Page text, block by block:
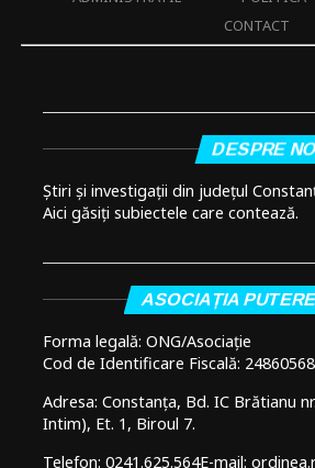
CONTACT
DESPRE
Știri și investigații din județul
Aici găsiți subiectele care contează.
ASOCIAȚIA
Forma legală: ONG/Asociație
Cod de Identificare Fiscală: 24860568
Adresa: Constanța, Bd. IC Brătianu
Intim), Et. 1, Biroul 7.
Telefon: 0241.625.564E-mail: